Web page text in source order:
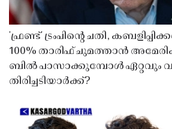
'ഫ്രണ്ട്' ട്രംപിന്റെ ചതി,
100% താരിഫ് ചുമത്താൻ
ബിൽ പാസാക്കുമ്പോൾ ഏറ്റവും
തിരിച്ചടിയാർക്ക്?